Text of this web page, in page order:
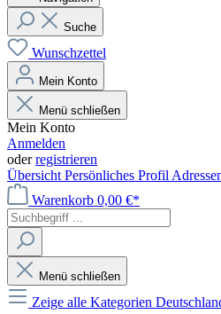
Suche
Wunschzettel
Mein Konto
Menü schließen
Mein Konto
Anmelden
oderregistrieren
Übersicht Persönliches Profil
Warenkorb 0,00 €*
Menü schließen
Zeige alle Kategorien